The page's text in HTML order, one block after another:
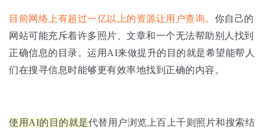
目前网络上有超过一亿以上的资源让用户查询。 你自己的
网站可能充斥着许多照片、文章和一个无法帮助别人找到
正确信息的目录。运用AI来做提升的目的就是希望能帮人
们在搜寻信息时能够更有效率地找到正确的内容。
使用AI的目的就是代替用户浏览上百上千则照片和搜索结